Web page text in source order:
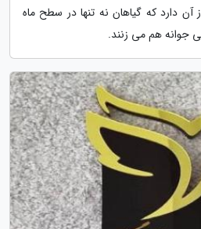
آن دارد که گیاهان نه تنها در سطح ماه
جوانه هم می زنند.